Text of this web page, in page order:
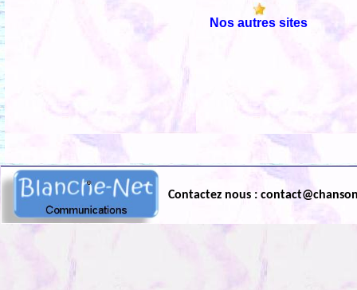
Nos autres sites
Contactez nous :